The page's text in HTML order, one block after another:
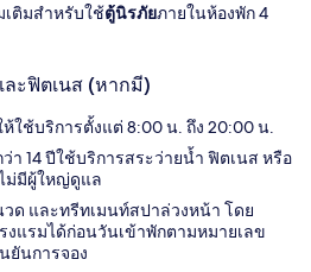
เติมสำหรับใช้ตู้นิรภัยภายในห้องพัก 4
ละฟิตเนส (หากมี)
ห้ใช้บริการตั้งแต่ 8:00 น. ถึง 20:00 น.
า 14 ปีใช้บริการสระว่ายน้ำ ฟิตเนส หรือ
ม่มีผู้ใหญ่ดูแล
วด และทรีทเมนท์สปาล่วงหน้า โดย
งแรมได้ก่อนวันเข้าพักตามหมายเลข
ยันการจอง